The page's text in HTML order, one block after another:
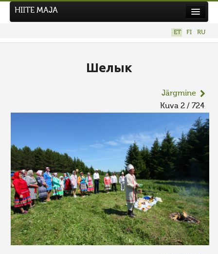
UUS KUVAVÕISTLUS
Hiite kuvavõistlus 2026
VANEMAD KUVAVÕISTLUSED
Kontakt
HIITE MAJA
ET FI RU
Шелык
Järgmine
Kuva 2 / 724